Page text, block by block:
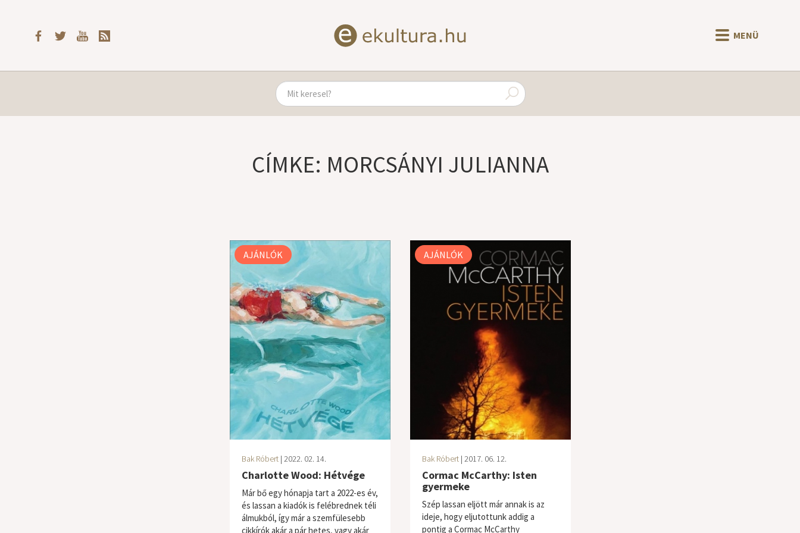
MENÜ
CÍMKE: MORCSÁNYI JULIANNA
AJÁNLÓK
Bak Róbert| 2022. 02. 14.
Charlotte Wood: Hétvége
Már bő egy hónapja tart a 2022-es év,
és lassan a kiadók is felébrednek téli
álmukból, így már a szemfülesebb
cikkírók akár a pár hetes, vagy akár
AJÁNLÓK
Bak Róbert| 2017. 06. 12.
Cormac McCarthy: Isten
gyermeke
Szép lassan eljött már annak is az
ideje, hogy eljutottunk addig a
pontig a Cormac McCarthy